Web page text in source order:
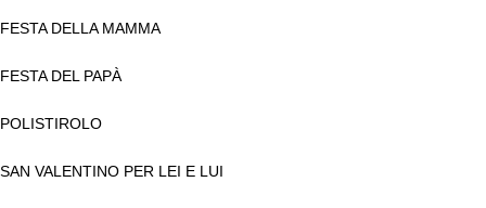
FESTA DELLA MAMMA
FESTA DEL PAPÀ
POLISTIROLO
SAN VALENTINO PER LEI E LUI